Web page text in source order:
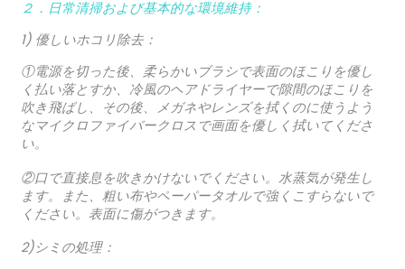
２．日常清掃および基本的な環境維持：
1) 優しいホコリ除去：
①電源を切った後、柔らかいブラシで表面のほこりを優し
く払い落とすか、冷風のヘアドライヤーで隙間のほこりを
吹き飛ばし、その後、メガネやレンズを拭くのに使うよう
なマイクロファイバークロスで画面を優しく拭いてくださ
い。
②口で直接息を吹きかけないでください。水蒸気が発生し
ます。また、粗い布やペーパータオルで強くこすらないで
ください。表面に傷がつきます。
2)シミの処理：